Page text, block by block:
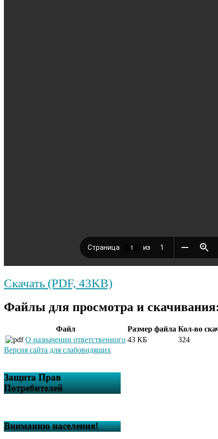
Скачать (PDF, 43KB)
Файлы для просмотра и
Файл Размер файла Кол-во
О назначении ответственного 43 КБ
324
Версия сайта для слабовидящих
Защита Прав
Потребителей
Вниманию населения!